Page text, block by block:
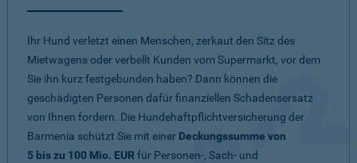
Ihr Hund verletzt einen Menschen, zerkaut den Sitz des
Mietwagens oder verbellt Kunden vom Supermarkt, vor dem
Sie ihn kurz festgebunden haben? Dann können die
geschädigten Personen dafür finanziellen Schadensersatz
von Ihnen fordern. Die Hundehaftpflichtversicherung der
Barmenia schützt Sie mit einer Deckungssumme von
5 bis zu 100 Mio. EURfür Personen-, Sach- und